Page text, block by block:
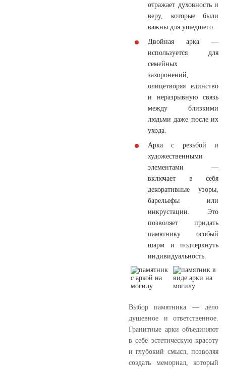
отражает духовность и
веру, которые были
важны для ушедшего.
Двойная арка —
используется для
семейных
захоронений,
олицетворяя единство
и неразрывную связь
между близкими
людьми даже после их
ухода.
Арка с резьбой и
художественными
элементами —
включает в себя
декоративные узоры,
барельефы или
инкрустации. Это
позволяет придать
памятнику особый
шарм и подчеркнуть
индивидуальность.
Выбор памятника — дело
душевное и ответственное.
Гранитные арки объединяют
в себе эстетическую красоту
и глубокий смысл, позволяя
создать мемориал, который